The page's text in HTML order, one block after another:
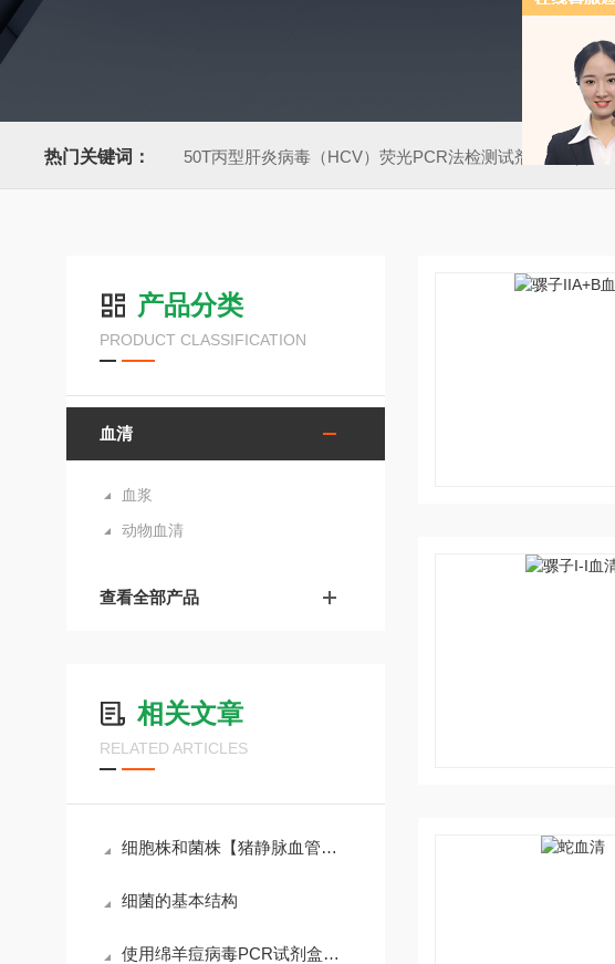
热门关键词： 50T丙型肝炎病毒（HCV）荧光PCR法检测试剂盒
产品分类
PRODUCT CLASSIFICATION
血清
血浆
动物血清
查看全部产品
相关文章
RELATED ARTICLES
细胞株和菌株【猪静脉血管内皮细胞】注意事项
细菌的基本结构
使用绵羊痘病毒PCR试剂盒检测试验有哪些局限性